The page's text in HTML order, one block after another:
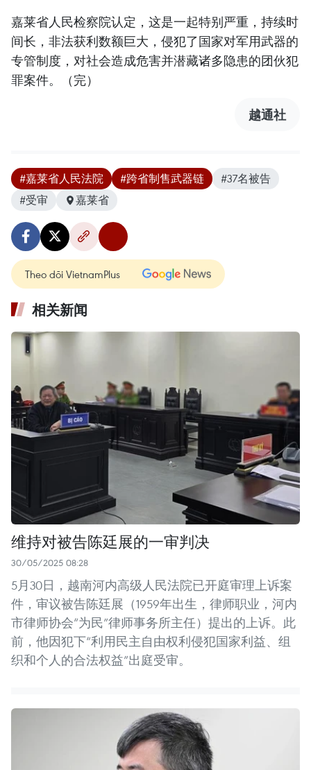
嘉莱省人民检察院认定，这是一起特别严重，持续时
间长，非法获利数额巨大，侵犯了国家对军用武器的
专管制度，对社会造成危害并潜藏诸多隐患的团伙犯
罪案件。（完）
越通社
#嘉莱省人民法院 #跨省制售武器链
#37名被告
#受审
嘉莱省
Theo dõi VietnamPlus
相关新闻
维持对被告陈廷展的一审判决
30/05/2025 08:28
5月30日，越南河内高级人民法院已开庭审理上诉案
件，审议被告陈廷展（1959年出生，律师职业，河内
市律师协会“为民”律师事务所主任）提出的上诉。此
前，他因犯下“利用民主自由权利侵犯国家利益、组
织和个人的合法权益”出庭受审。